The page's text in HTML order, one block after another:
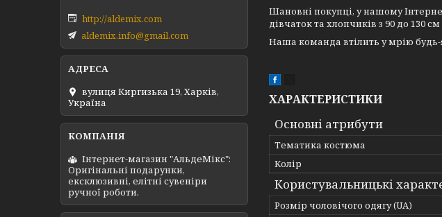
Шановні покупці, у нашому
дівчаток та хлопчиків з 90 до 130
Наша команда втілить у мрію
ХАРАКТЕРИСТИКИ
Основні атрибути
Тематика костюма
Колір
Користувальницькі
Розмір чоловічого одягу (UA)
http://aldemix.com
aldemix.info@gmail.com
вулиця Киргизька 19, Харків,
Україна
Інтернет-магазин "АльдеМікс":
Оригінальні подарунки,
ексклюзивні, елітні сувеніри
ручної роботи.